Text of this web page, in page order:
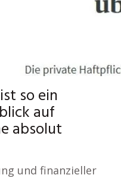
so ein
auf
absolut
und finanzieller